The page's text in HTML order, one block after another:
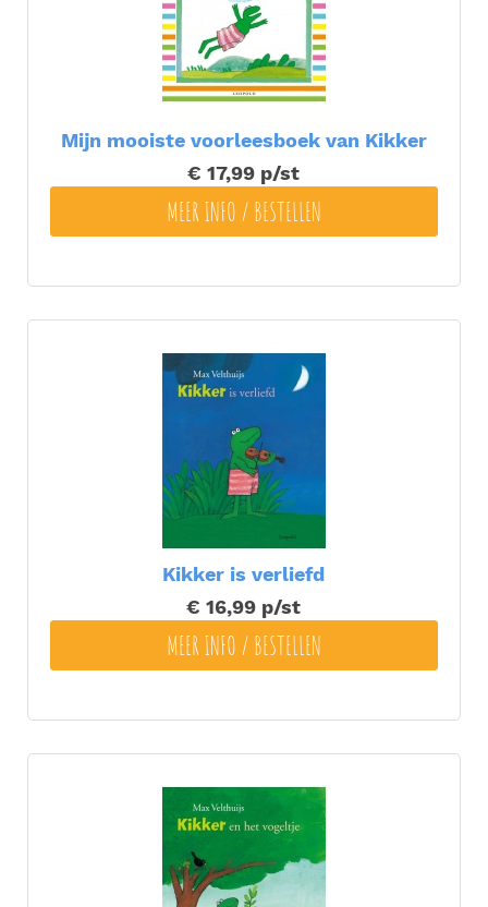
Mijn mooiste voorleesboek van Kikker
€ 17,99 p/st
MEER INFO / BESTELLEN
Kikker is verliefd
€ 16,99 p/st
MEER INFO / BESTELLEN